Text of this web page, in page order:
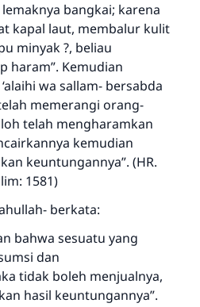
bangkai; karena
kapal laut, membalur kulit
minyak ?, beliau
haram”. Kemudian
wa sallam- bersabda
memerangi orang-
telah mengharamkan
kemudian
keuntungannya”. (HR.
1581)
berkata:
bahwa sesuatu yang
dan
tidak boleh menjualnya,
hasil keuntungannya”.